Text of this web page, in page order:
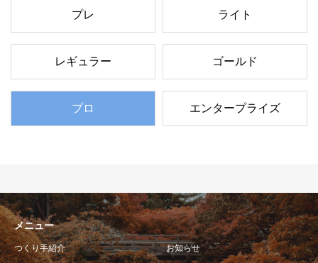
プレ ライト
レギュラー ゴールド
プロ エンタープライズ
メニュー
つくり手紹介 お知らせ